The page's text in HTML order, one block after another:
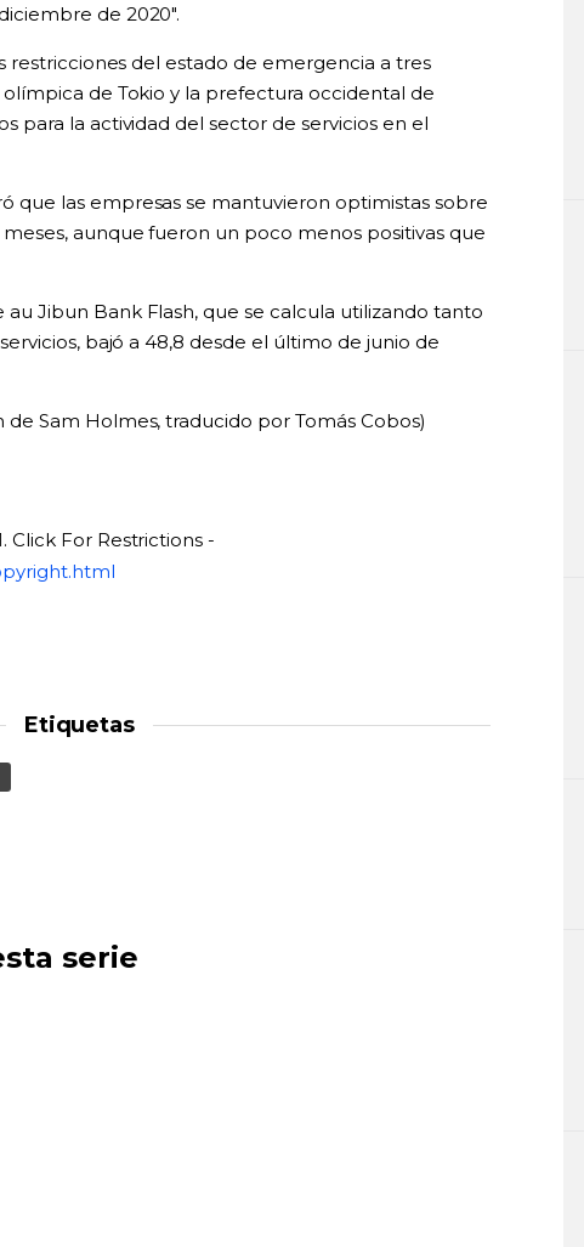
de 2020".
restricciones del estado de emergencia a tres
de Tokio y la prefectura occidental de
para la actividad del sector de servicios en el
que las empresas se mantuvieron optimistas sobre
aunque fueron un poco menos positivas que
Jibun Bank Flash, que se calcula utilizando tanto
bajó a 48,8 desde el último de junio de
Sam Holmes, traducido por Tomás Cobos)
Click For Restrictions -
Etiquetas
serie